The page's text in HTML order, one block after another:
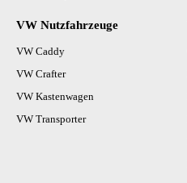
VW Nutzfahrzeuge
VW Caddy
VW Crafter
VW Kastenwagen
VW Transporter